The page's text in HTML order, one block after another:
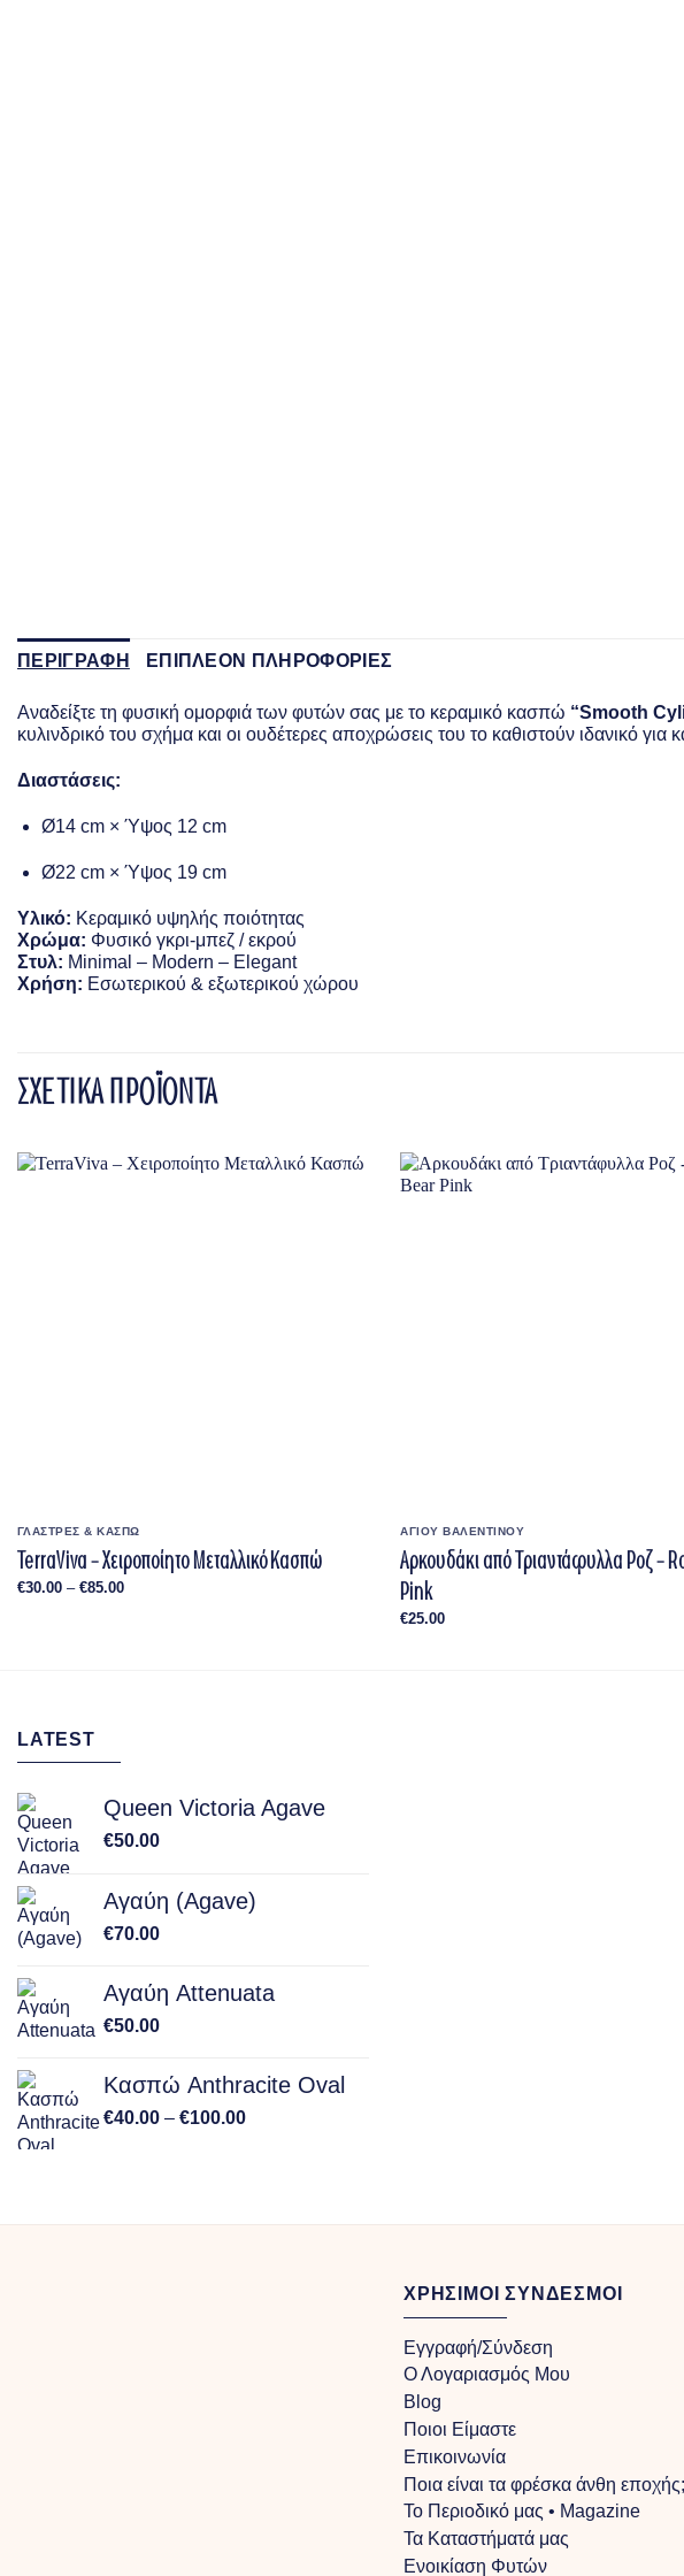
ΠΕΡΙΓΡΑΦΗ ΕΠΙΠΛΕΟΝ ΠΛΗΡΟΦΟΡΙΕΣ
Αναδείξτε τη φυσική ομορφιά των φυτών σας με το κεραμικό κασπώ “Smooth
κυλινδρικό του σχήμα και οι ουδέτερες αποχρώσεις του το καθιστούν ιδανικό
Διαστάσεις:
Ø14 cm × Ύψος 12 cm
Ø22 cm × Ύψος 19 cm
Υλικό: Κεραμικό υψηλής ποιότητας
Χρώμα: Φυσικό γκρι-μπεζ / εκρού
Στυλ: Minimal – Modern – Elegant
Χρήση: Εσωτερικού & εξωτερικού χώρου
ΣΧΕΤΙΚΑ ΠΡΟΪΟΝΤΑ
ΓΛΑΣΤΡΕΣ & ΚΑΣΠΩ
TerraViva – Χειροποίητο Μεταλλικό Κασπώ
€30.00 – €85.00Price
ΑΓΙΟΥ ΒΑΛΕΝΤΙΝΟΥ
Αρκουδάκι από Τριαντάφυλλα Ροζ –
Pink
€25.00
LATEST
Queen Victoria Agave
€50.00
Αγαύη (Agave)
€70.00
Αγαύη Attenuata
€50.00
Κασπώ Anthracite Oval
€40.00 – €100.00Price
ΧΡΗΣΙΜΟΙ ΣΥΝΔΕΣΜΟΙ
Εγγραφή/Σύνδεση
Ο Λογαριασμός Μου
Blog
Ποιοι Είμαστε
Επικοινωνία
Ποια είναι τα φρέσκα άνθη εποχής;
Το Περιοδικό μας • Magazine
Τα Kαταστήματά μας
Ενοικίαση Φυτών